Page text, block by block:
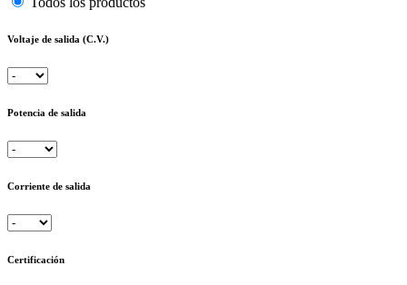
Voltaje de salida (C.V.)
Potencia de salida
Corriente de salida
Certificación